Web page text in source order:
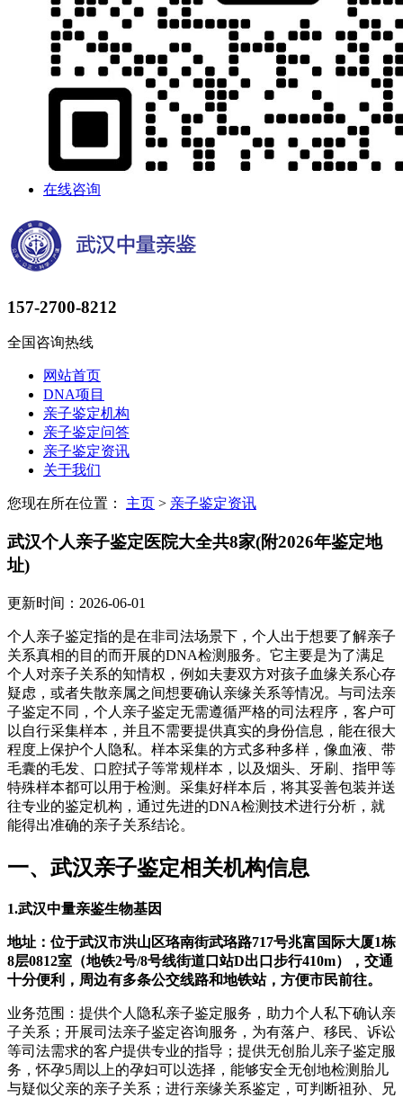
在线咨询
157-2700-8212
全国咨询热线
网站首页
DNA项目
亲子鉴定机构
亲子鉴定问答
亲子鉴定资讯
关于我们
您现在所在位置： 主页 > 亲子鉴定资讯
武汉个人亲子鉴定医院大全共8家(附2026年鉴定地
址)
更新时间：2026-06-01
个人亲子鉴定指的是在非司法场景下，个人出于想要了解亲子
关系真相的目的而开展的DNA检测服务。它主要是为了满足
个人对亲子关系的知情权，例如夫妻双方对孩子血缘关系心存
疑虑，或者失散亲属之间想要确认亲缘关系等情况。与司法亲
子鉴定不同，个人亲子鉴定无需遵循严格的司法程序，客户可
以自行采集样本，并且不需要提供真实的身份信息，能在很大
程度上保护个人隐私。样本采集的方式多种多样，像血液、带
毛囊的毛发、口腔拭子等常规样本，以及烟头、牙刷、指甲等
特殊样本都可以用于检测。采集好样本后，将其妥善包装并送
往专业的鉴定机构，通过先进的DNA检测技术进行分析，就
能得出准确的亲子关系结论。
一、武汉亲子鉴定相关机构信息
1.武汉中量亲鉴生物基因
地址：位于武汉市洪山区珞南街武珞路717号兆富国际大厦1栋
8层0812室（地铁2号/8号线街道口站D出口步行410m），交通
十分便利，周边有多条公交线路和地铁站，方便市民前往。
业务范围：提供个人隐私亲子鉴定服务，助力个人私下确认亲
子关系；开展司法亲子鉴定咨询服务，为有落户、移民、诉讼
等司法需求的客户提供专业的指导；提供无创胎儿亲子鉴定服
务，怀孕5周以上的孕妇可以选择，能够安全无创地检测胎儿
与疑似父亲的亲子关系；进行亲缘关系鉴定，可判断祖孙、兄